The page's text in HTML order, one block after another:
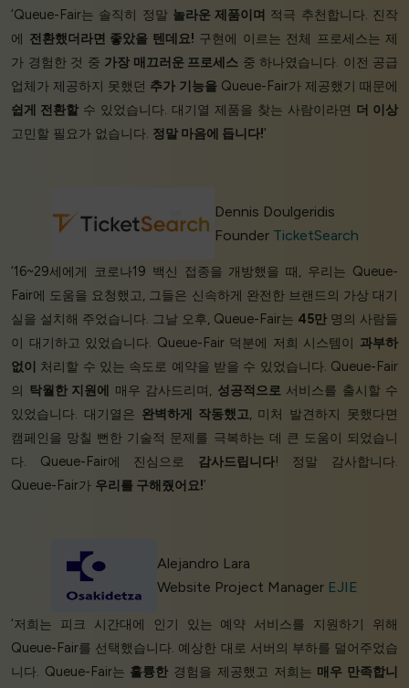
‘Queue-Fair는 솔직히 정말 놀라운 제품이며 적극 추천합니다. 진작
에 전환했더라면 좋았을 텐데요! 구현에 이르는 전체 프로세스는 제
가 경험한 것 중 가장 매끄러운 프로세스 중 하나였습니다. 이전 공급
업체가 제공하지 못했던 추가 기능을Queue-Fair가 제공했기 때문에
쉽게 전환할 수 있었습니다. 대기열 제품을 찾는 사람이라면 더 이상
고민할 필요가 없습니다. 정말 마음에 듭니다!’
Dennis Doulgeridis
Founder TicketSearch
‘16~29세에게 코로나19 백신 접종을 개방했을 때, 우리는 Queue-
Fair에 도움을 요청했고, 그들은 신속하게 완전한 브랜드의 가상 대기
실을 설치해 주었습니다. 그날 오후, Queue-Fair는 45만 명의 사람들
이 대기하고 있었습니다. Queue-Fair 덕분에 저희 시스템이 과부하
없이 처리할 수 있는 속도로 예약을 받을 수 있었습니다. Queue-Fair
의 탁월한 지원에 매우 감사드리며, 성공적으로서비스를 출시할 수
있었습니다. 대기열은 완벽하게 작동했고, 미처 발견하지 못했다면
캠페인을 망칠 뻔한 기술적 문제를 극복하는 데 큰 도움이 되었습니
다. Queue-Fair에 진심으로 감사드립니다! 정말 감사합니다.
Queue-Fair가 우리를 구해줬어요!’
Alejandro Lara
Website Project Manager EJIE
‘저희는 피크 시간대에 인기 있는 예약 서비스를 지원하기 위해
Queue-Fair를 선택했습니다. 예상한 대로 서버의 부하를 덜어주었습
니다. Queue-Fair는 훌륭한 경험을 제공했고 저희는 매우 만족합니